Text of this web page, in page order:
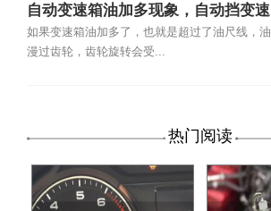
自动变速箱油加多现象，自动挡变速
箱油加多了会怎么样
如果变速箱油加多了，也就是超过了油尺线，油
漫过齿轮，齿轮旋转会受...
热门阅读